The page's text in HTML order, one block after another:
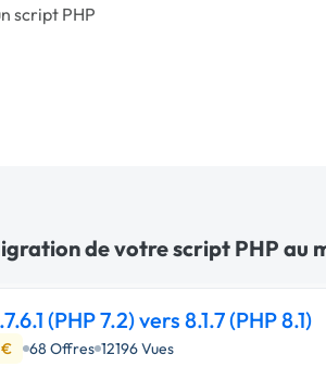
script PHP
de votre script PHP au
(PHP 7.2) vers 8.1.7 (PHP 8.1)
€ 68 Offres 12196 Vues